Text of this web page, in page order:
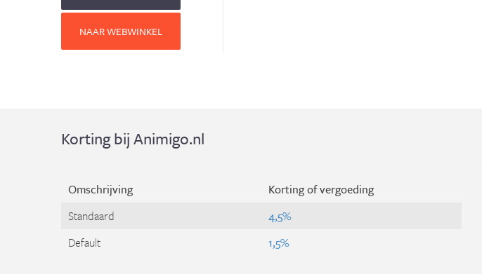
NAAR WEBWINKEL
Korting bij Animigo.nl
Omschrijving
Korting of vergoeding
Standaard
4,5%
Default
1,5%